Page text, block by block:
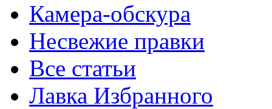
Камера-обскура
Несвежие правки
Все статьи
Лавка Избранного